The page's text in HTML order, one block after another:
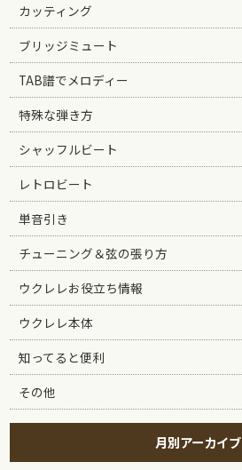
カッティング
ブリッジミュート
TAB譜でメロディー
特殊な弾き方
シャッフルビート
レトロビート
単音引き
チューニング＆弦の張り方
ウクレレお役立ち情報
ウクレレ本体
知ってると便利
その他
月別アーカイブ